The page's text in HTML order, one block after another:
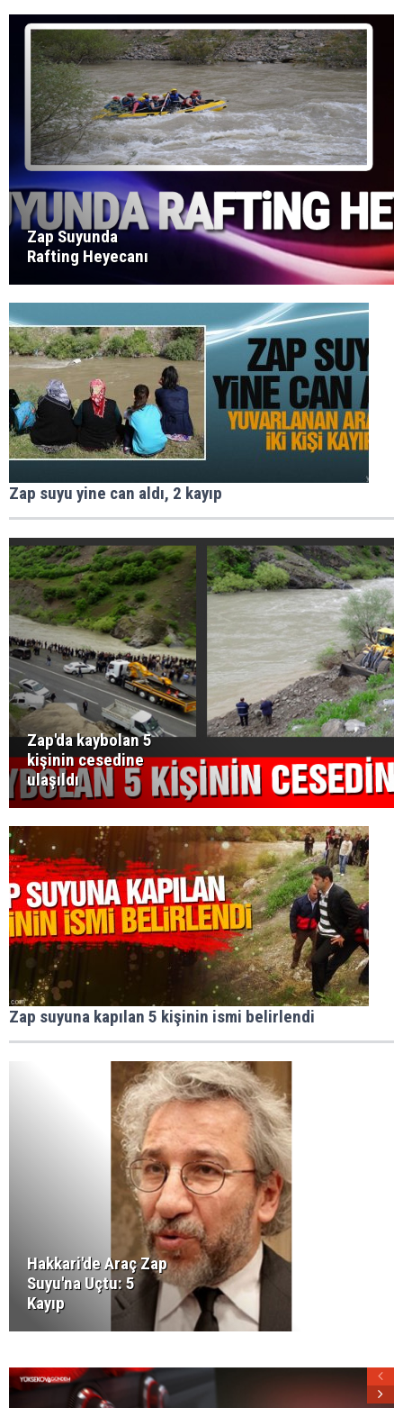
Zap Suyunda
Rafting Heyecanı
Zap suyu yine can aldı, 2 kayıp
Zap'da kaybolan 5
kişinin cesedine
ulaşıldı
Zap suyuna kapılan 5 kişinin ismi belirlendi
Hakkari'de Araç Zap
Suyu'na Uçtu: 5
Kayıp